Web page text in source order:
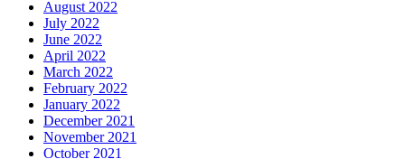
August 2022
July 2022
June 2022
April 2022
March 2022
February 2022
January 2022
December 2021
November 2021
October 2021